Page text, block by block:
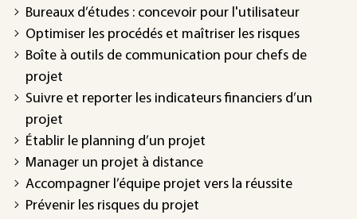
Bureaux d’études : concevoir pour l'utilisateur
Optimiser les procédés et maîtriser les risques
Boîte à outils de communication pour chefs de
projet
Suivre et reporter les indicateurs financiers d’un
projet
Établir le planning d’un projet
Manager un projet à distance
Accompagner l’équipe projet vers la réussite
Prévenir les risques du projet